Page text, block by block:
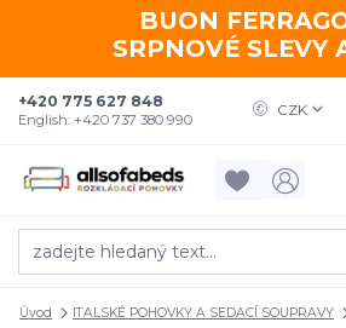
BUON
SRPNOVÉ SLEVY
CZK
+420 775 627 848
English: +420 737 380 990
Úvod ITALSKÉ POHOVKY A SEDACÍ SOUPRAVY